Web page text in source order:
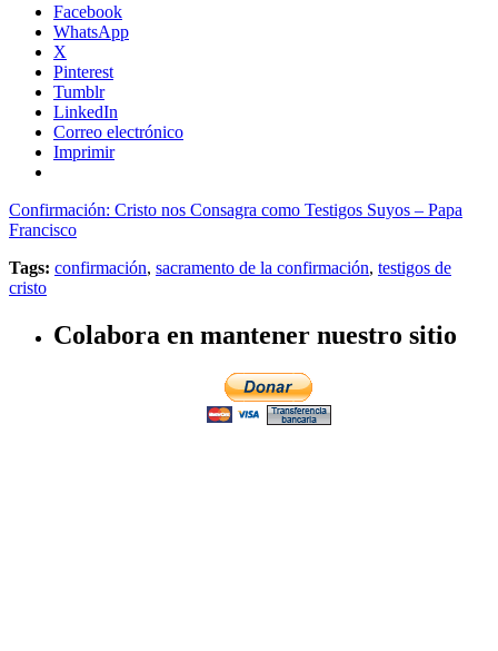
Facebook
WhatsApp
X
Pinterest
Tumblr
LinkedIn
Correo electrónico
Imprimir
Confirmación: Cristo nos Consagra como Testigos Suyos – Papa
Francisco
Tags: confirmación, sacramento de la confirmación, testigos de
cristo
Colabora en mantener nuestro sitio